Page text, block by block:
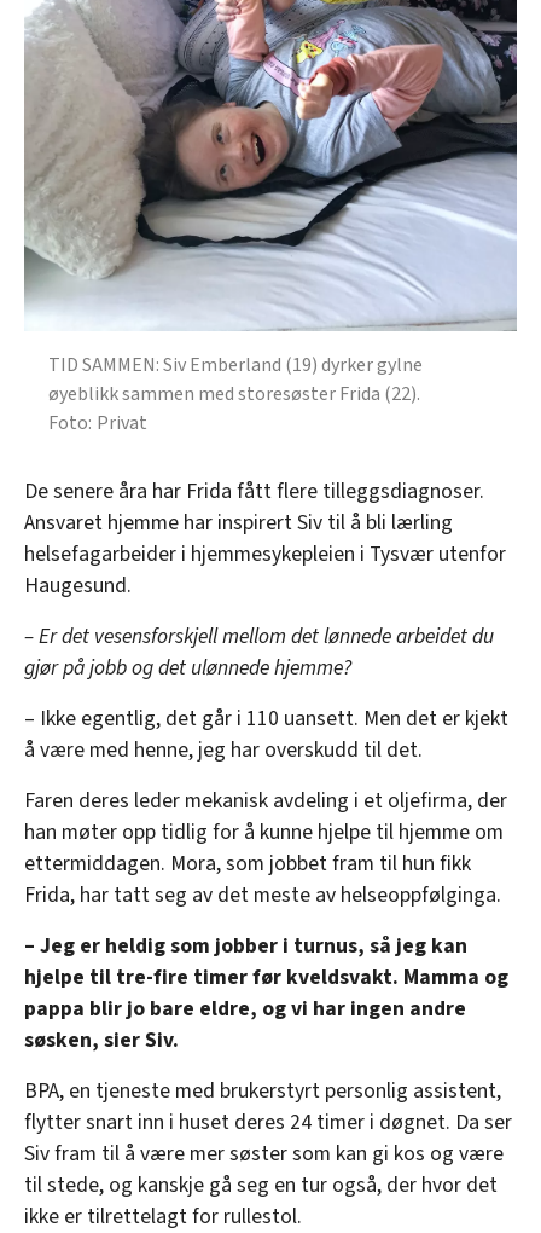
TID SAMMEN: Siv Emberland (19) dyrker gylne
øyeblikk sammen med storesøster Frida (22).
Privat
De senere åra har Frida fått flere tilleggsdiagnoser.
Ansvaret hjemme har inspirert Siv til å bli lærling
helsefagarbeider i hjemmesykepleien i Tysvær utenfor
Haugesund.
– Er det vesensforskjell mellom det lønnede arbeidet du
gjør på jobb og det ulønnede hjemme?
– Ikke egentlig, det går i 110 uansett. Men det er kjekt
å være med henne, jeg har overskudd til det.
Faren deres leder mekanisk avdeling i et oljefirma, der
han møter opp tidlig for å kunne hjelpe til hjemme om
ettermiddagen. Mora, som jobbet fram til hun fikk
Frida, har tatt seg av det meste av helseoppfølginga.
– Jeg er heldig som jobber i turnus, så jeg kan
hjelpe til tre-fire timer før kveldsvakt. Mamma og
pappa blir jo bare eldre, og vi har ingen andre
søsken, sier Siv.
BPA, en tjeneste med brukerstyrt personlig assistent,
flytter snart inn i huset deres 24 timer i døgnet. Da ser
Siv fram til å være mer søster som kan gi kos og være
til stede, og kanskje gå seg en tur også, der hvor det
ikke er tilrettelagt for rullestol.